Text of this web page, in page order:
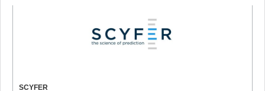
SCYFER